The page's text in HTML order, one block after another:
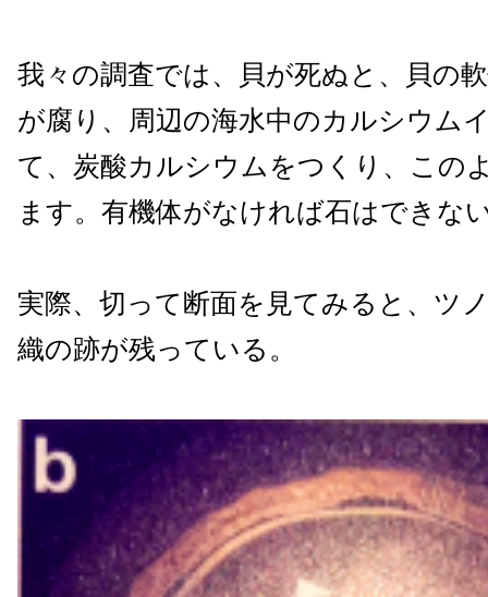
我々の調査では、貝が死ぬと、貝の
が腐り、周辺の海水中のカルシウム
て、炭酸カルシウムをつくり、この
ます。有機体がなければ石はできな
実際、切って断面を見てみると、ツ
織の跡が残っている。